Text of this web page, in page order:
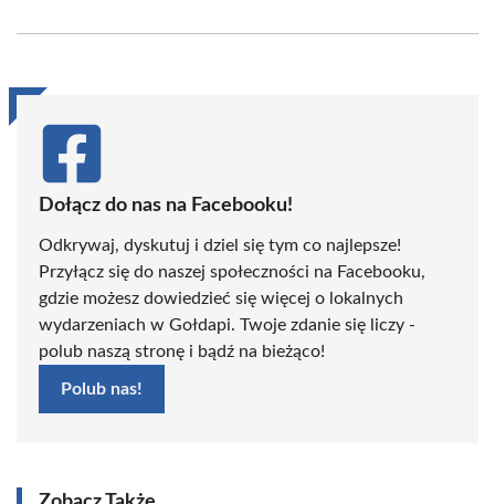
(Twitter)
Dołącz do nas na Facebooku!
Odkrywaj, dyskutuj i dziel się tym co najlepsze!
Przyłącz się do naszej społeczności na Facebooku,
gdzie możesz dowiedzieć się więcej o lokalnych
wydarzeniach w Gołdapi. Twoje zdanie się liczy -
polub naszą stronę i bądź na bieżąco!
Polub nas!